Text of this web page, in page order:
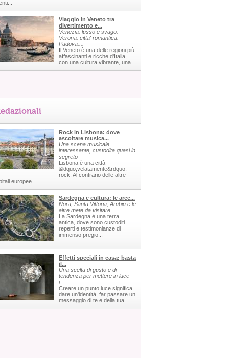
Viaggio in Veneto tra
divertimento e...
Venezia: lusso e svago.
Verona: citta' romantica.
Padova:...
Il Veneto è una delle regioni più
affascinanti e ricche d'Italia,
con una cultura vibrante, una...
Rock in Lisbona: dove
ascoltare musica...
Una scena musicale
interessante, custodita quasi in
segreto
Lisbona è una città
&ldquo;velatamente&rdquo;
rock. Al contrario delle altre
europee...
Sardegna e cultura: le aree...
Nora, Santa Vittoria, Arubiu e le
altre mete da visitare
La Sardegna è una terra
antica, dove sono custoditi
reperti e testimonianze di
immenso pregio...
Effetti speciali in casa: basta
il...
Una scelta di gusto e di
tendenza per mettere in luce
i...
Creare un punto luce significa
dare un'identità, far passare un
messaggio di te e della tua...